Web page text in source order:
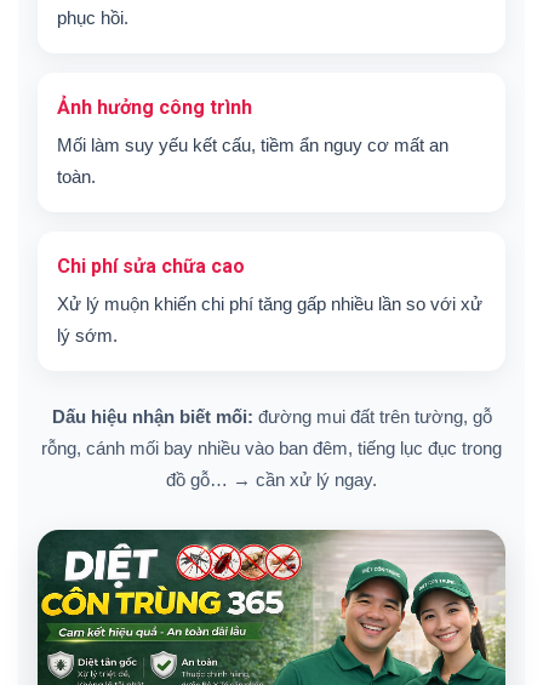
phục hồi.
Ảnh hưởng công trình
Mối làm suy yếu kết cấu, tiềm ẩn nguy cơ mất an
toàn.
Chi phí sửa chữa cao
Xử lý muộn khiến chi phí tăng gấp nhiều lần so với xử
lý sớm.
Dấu hiệu nhận biết mối: đường mui đất trên tường, gỗ
rỗng, cánh mối bay nhiều vào ban đêm, tiếng lục đục trong
đồ gỗ… → cần xử lý ngay.